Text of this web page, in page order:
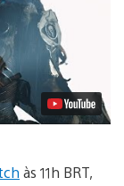
às 11h BRT,